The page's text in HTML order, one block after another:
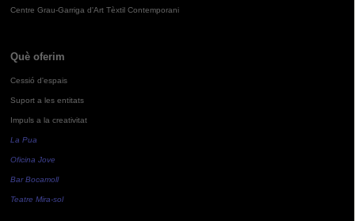
Centre Grau-Garriga d'Art Tèxtil Contemporani
Què oferim
Cessió d'espais
Suport a les entitats
Impuls a la creativitat
La Pua
Oficina Jove
Bar Bocamoll
Teatre Mira-sol